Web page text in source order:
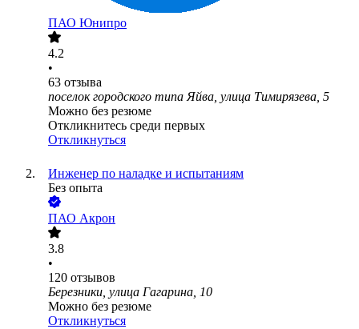
ПАО Юнипро
4.2
•
63 отзыва
поселок городского типа Яйва, улица Тимирязева, 5
Можно без резюме
Откликнитесь среди первых
Откликнуться
Инженер по наладке и испытаниям
Без опыта
ПАО Акрон
3.8
•
120 отзывов
Березники, улица Гагарина, 10
Можно без резюме
Откликнуться